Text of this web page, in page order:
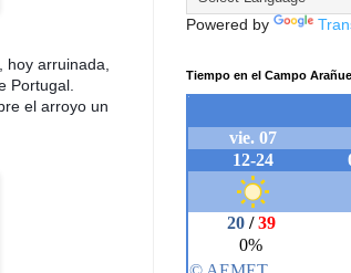
arruinada,
Portugal.
el arroyo un
Powered by
Tiempo en el Campo